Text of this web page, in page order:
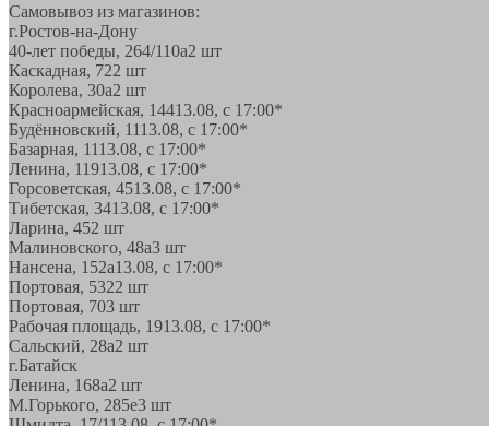
Самовывоз из магазинов:
г.Ростов-на-Дону
40-лет победы, 264/110а2 шт
Каскадная, 722 шт
Королева, 30а2 шт
Красноармейская, 14413.08, с 17:00*
Будённовский, 1113.08, с 17:00*
Базарная, 1113.08, с 17:00*
Ленина, 11913.08, с 17:00*
Горсоветская, 4513.08, с 17:00*
Тибетская, 3413.08, с 17:00*
Ларина, 452 шт
Малиновского, 48а3 шт
Нансена, 152а13.08, с 17:00*
Портовая, 5322 шт
Портовая, 703 шт
Рабочая площадь, 1913.08, с 17:00*
Сальский, 28a2 шт
г.Батайск
Ленина, 168а2 шт
М.Горького, 285е3 шт